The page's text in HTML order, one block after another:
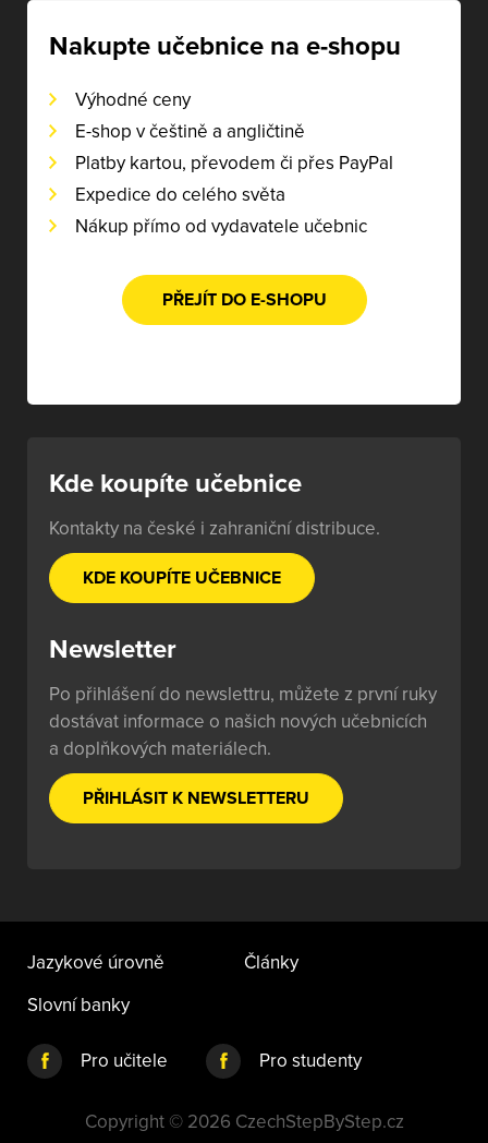
Nakupte učebnice na e-shopu
Výhodné ceny
E-shop v češtině a angličtině
Platby kartou, převodem či přes PayPal
Expedice do celého světa
Nákup přímo od vydavatele učebnic
PŘEJÍT DO E-SHOPU
Kde koupíte učebnice
Kontakty na české i zahraniční distribuce.
KDE KOUPÍTE UČEBNICE
Newsletter
Po přihlášení do newslettru, můžete z první ruky
dostávat informace o našich nových učebnicích
a doplňkových materiálech.
PŘIHLÁSIT K NEWSLETTERU
Jazykové úrovně
Články
Slovní banky
Pro učitele Pro studenty
Copyright © 2026 CzechStepByStep.cz